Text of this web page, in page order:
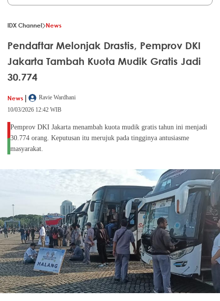
IDX Channel News
Pendaftar Melonjak Drastis, Pemprov DKI
Jakarta Tambah Kuota Mudik Gratis Jadi
30.774
News |
Ravie Wardhani
10/03/2026 12:42 WIB
Pemprov DKI Jakarta menambah kuota mudik gratis tahun ini menjadi
30.774 orang. Keputusan itu merujuk pada tingginya antusiasme
masyarakat.